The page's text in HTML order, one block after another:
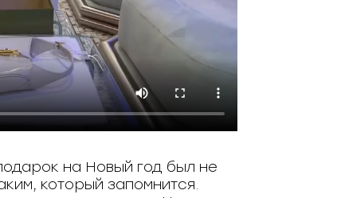
на Новый год был не
который запомнится.